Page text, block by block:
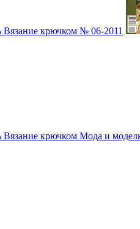
крючком № 06-2011
крючком Мода и